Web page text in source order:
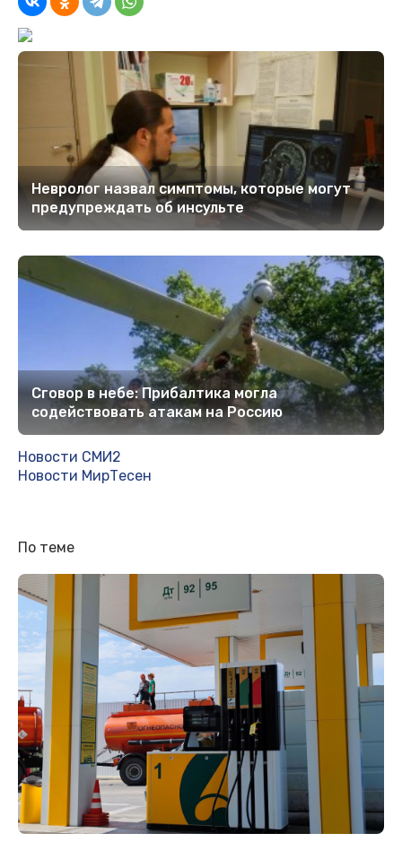
Невролог назвал симптомы, которые могут
предупреждать об инсульте
Сговор в небе: Прибалтика могла
содействовать атакам на Россию
Новости СМИ2
Новости МирТесен
По теме